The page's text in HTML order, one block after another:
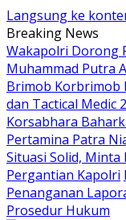
Langsung ke
Breaking News
Wakapolri Dorong
Muhammad Putra
Brimob Korbrimob
dan Tactical Medic
Korsabhara
Pertamina Patra
Situasi Solid,
Pergantian Kapolri
Penanganan
Prosedur Hukum